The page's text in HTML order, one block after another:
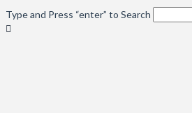
Type and Press “enter” to Search